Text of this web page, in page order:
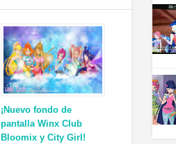
¡Nuevo fondo de
pantalla Winx Club
Bloomix y City Girl!